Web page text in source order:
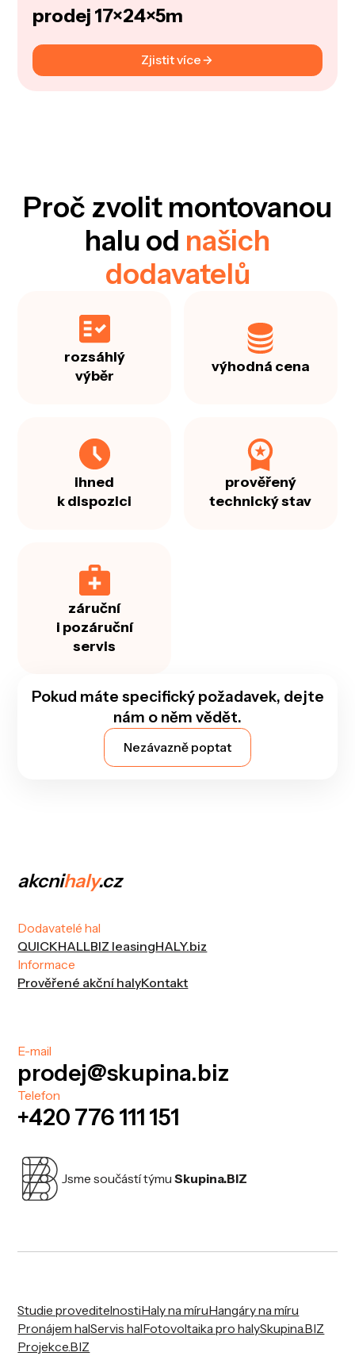
prodej 17×24×5m
Zjistit více
Proč zvolit montovanou
halu od našich
dodavatelů
rozsáhlý
výběr
výhodná cena
ihned
k dispozici
prověřený
technický stav
záruční
i pozáruční
servis
Pokud máte specifický požadavek, dejte
nám o něm vědět.
Nezávazně poptat
akcnihaly.cz
Dodavatelé hal
QUICKHALLBIZ leasingHALY.biz
Informace
Prověřené akční halyKontakt
E-mail
prodej@skupina.biz
Telefon
+420 776 111 151
Jsme součástí týmuSkupina.BIZ
Studie proveditelnostiHaly na míruHangáry na míru
Pronájem halServis halFotovoltaika pro halySkupina.BIZ
Projekce.BIZ